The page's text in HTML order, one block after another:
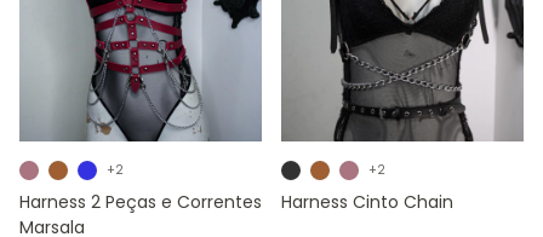
Harness 2 Peças e Correntes
Marsala
+2
Harness Cinto Chain
+2